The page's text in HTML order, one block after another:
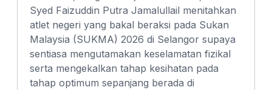
Syed Faizuddin Putra Jamalullail menitahkan
atlet negeri yang bakal beraksi pada Sukan
Malaysia (SUKMA) 2026 di Selangor supaya
sentiasa mengutamakan keselamatan fizikal
serta mengekalkan tahap kesihatan pada
tahap optimum sepanjang berada di